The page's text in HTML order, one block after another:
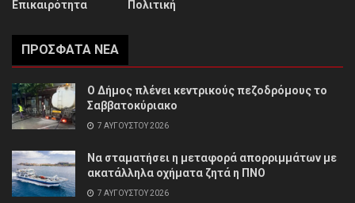
Επικαιρότητα
Πολιτική
ΠΡΌΣΦΑΤΑ ΝΈΑ
Ο Δήμος πλένει κεντρικούς πεζοδρόμους το
Σαββατοκύριακο
7 ΑΥΓΟΎΣΤΟΥ 2026
Να σταματήσει η μεταφορά απορριμμάτων με
ακατάλληλα οχήματα ζητά η ΠΝΟ
7 ΑΥΓΟΎΣΤΟΥ 2026